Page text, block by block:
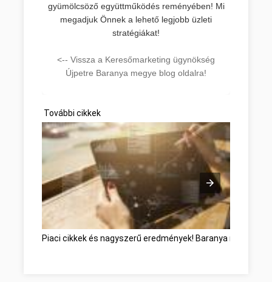
gyümölcsöző együttműködés reményében! Mi
megadjuk Önnek a lehető legjobb üzleti
stratégiákat!
<-- Vissza a Keresőmarketing ügynökség
Újpetre Baranya megye blog oldalra!
További cikkek
Piaci cikkek és nagyszerű eredmények! Baranya megye